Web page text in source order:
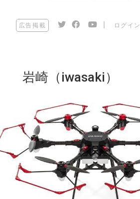
広告掲載 ログイン
岩崎（iwasaki）